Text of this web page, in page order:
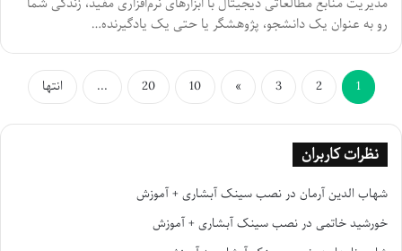
رو به عنوان یک دانشجو، پژوهشگر یا حتی یک یادگیرنده…
1
2
3
»
10
20
... انتها
نظرات کاربران
شهاب الدین آرمان در نصب سینک آبشاری + آموزش
خورشید خاتمی در نصب سینک آبشاری + آموزش